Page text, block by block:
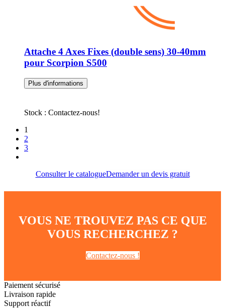
Attache 4 Axes Fixes (double sens) 30-40mm
pour Scorpion S500
Plus d'informations
Stock : Contactez-nous!
1
2
3
Consulter le catalogueDemander un devis gratuit
VOUS NE TROUVEZ PAS CE QUE
VOUS RECHERCHEZ ?
Contactez-nous !
Paiement sécurisé
Livraison rapide
Support réactif